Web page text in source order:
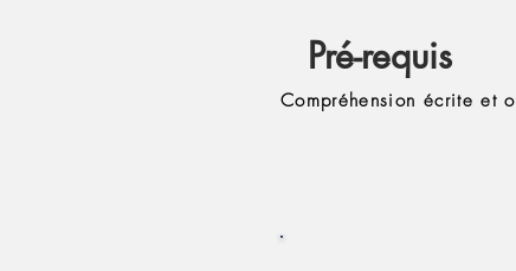
Pré-requis
Compréhension écrite et